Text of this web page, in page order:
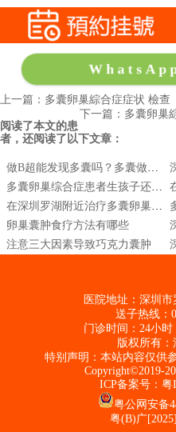
上一篇：多囊卵巢綜合症症状 檢查
下一篇：多囊卵巢
阅读了本文的患
者，还阅读了以下文章：
卵巢囊肿食疗方法有哪些
注意三大因素导致巧克力囊肿
医院地址：深圳
送子热线：
门诊时间：24小时
版权所有：
特别声明：本站内容仅供
Copyright©2019-
ICP备案号： 粤
粤公网安备
粤(B)广